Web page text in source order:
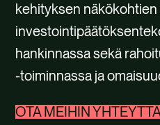
kehityksen
hankinnassa sekä
-toiminnassa ja
OTA MEIHIN